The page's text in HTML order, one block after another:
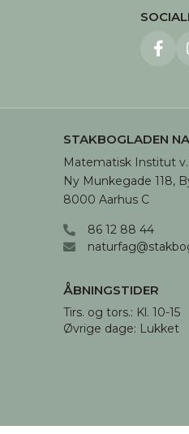
STAKBOGLADEN
Matematisk Institut
Ny Munkegade 118,
8000 Aarhus C
86 12 88 44
ÅBNINGSTIDER
Tirs. og tors.: Kl. 10-15
Øvrige dage: Lukket